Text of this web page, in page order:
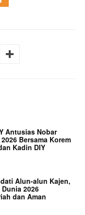
Antusias Nobar
Bersama Korem
Kadin DIY
Alun-alun Kajen,
2026
dan Aman